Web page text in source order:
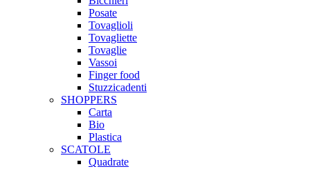
Posate
Tovaglioli
Tovagliette
Tovaglie
Vassoi
Finger food
Stuzzicadenti
SHOPPERS
Carta
Bio
Plastica
SCATOLE
Quadrate